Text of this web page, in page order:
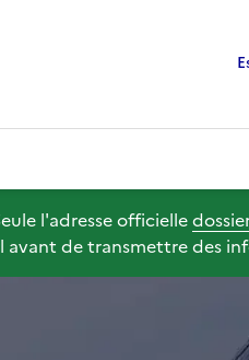
l'adresse officielle
avant de transmettre des